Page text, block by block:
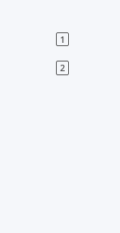
1
2